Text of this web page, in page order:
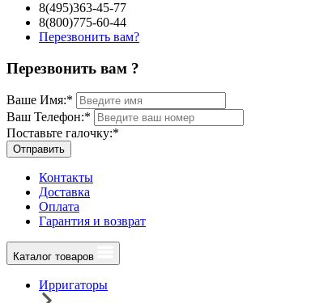
8(495)363-45-77
8(800)775-60-44
Перезвонить вам?
Перезвонить вам ?
Ваше Имя:*
Ваш Телефон:*
Поставьте галочку:*
Отправить
Контакты
Доставка
Оплата
Гарантия и возврат
Каталог товаров
Ирригаторы